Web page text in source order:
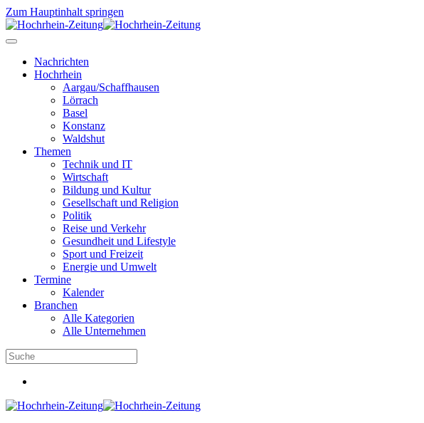
Zum Hauptinhalt springen
Nachrichten
Hochrhein
Aargau/Schaffhausen
Lörrach
Basel
Konstanz
Waldshut
Themen
Technik und IT
Wirtschaft
Bildung und Kultur
Gesellschaft und Religion
Politik
Reise und Verkehr
Gesundheit und Lifestyle
Sport und Freizeit
Energie und Umwelt
Termine
Kalender
Branchen
Alle Kategorien
Alle Unternehmen